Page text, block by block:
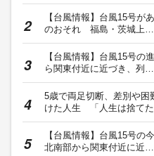
【台風情報】台風15号が
のおそれ 福島・茨城上…
【台風情報】台風15号
ら関東付近に近づき、列…
5歳で両足切断、差別や困
けた人生 「人生は捨て
【台風情報】台風15号
北南部から関東付近に近…